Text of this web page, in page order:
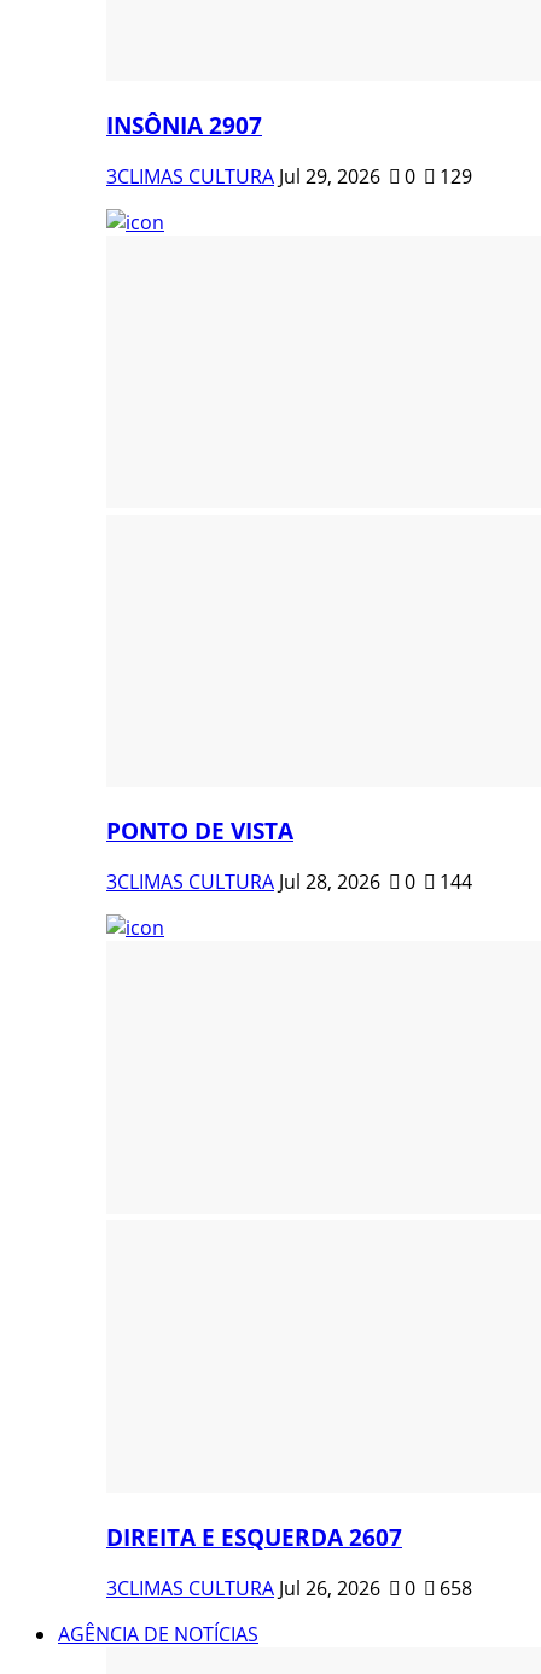
INSÔNIA 2907
3CLIMAS CULTURA Jul 29, 2026 0 129
PONTO DE VISTA
3CLIMAS CULTURA Jul 28, 2026 0 144
DIREITA E ESQUERDA 2607
3CLIMAS CULTURA Jul 26, 2026 0
658
AGÊNCIA DE NOTÍCIAS